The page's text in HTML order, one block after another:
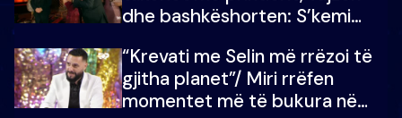
dhe bashkëshorten: S’kemi
“Krevati me Selin më rrëzoi të
gjitha planet”/ Miri rrëfen
momentet më të bukura në